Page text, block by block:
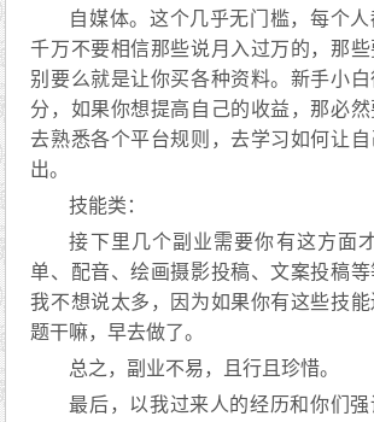
自媒体。这个几乎无门槛，每个
千万不要相信那些说月入过万的，那
别要么就是让你买各种资料。新手小
分，如果你想提高自己的收益，那必
去熟悉各个平台规则，去学习如何让
出。
技能类：
接下里几个副业需要你有这方面
单、配音、绘画摄影投稿、文案投稿
我不想说太多，因为如果你有这些技
题干嘛，早去做了。
总之，副业不易，且行且珍惜。
最后，以我过来人的经历和你们